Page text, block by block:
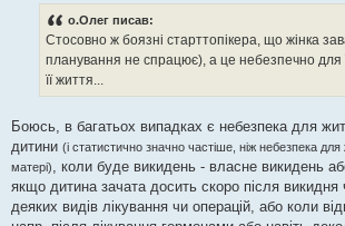
я
о.Олег писав:
Стосовно ж боязні старттопікера, що жінка
планування не спрацює), а це небезпечно для
її життя...
Боюсь, в багатьох випадках є небезпека для
дитини (і статистично значно частіше, ніж небезпека
матері)
, коли буде викидень - власне викидень
якщо дитина зачата досить скоро після викидня
деяких видів лікування чи операцій, або коли